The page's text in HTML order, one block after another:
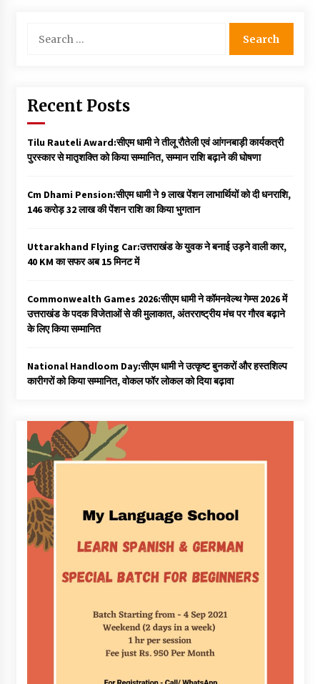
for:
Recent Posts
Tilu Rauteli Award:सीएम धामी ने तीलू रौतेली एवं आंगनबाड़ी कार्यकत्री
पुरस्कार से मातृशक्ति को किया सम्मानित, सम्मान राशि बढ़ाने की घोषणा
Cm Dhami Pension:सीएम धामी ने 9 लाख पेंशन लाभार्थियों को दी धनराशि, ₹
146 करोड़ 32 लाख की पेंशन राशि का किया भुगतान
Uttarakhand Flying Car:उत्तराखंड के युवक ने बनाई उड़ने वाली कार,
40 KM का सफर अब 15 मिनट में
Commonwealth Games 2026:सीएम धामी ने कॉमनवेल्थ गेम्स 2026 में
उत्तराखंड के पदक विजेताओं से की मुलाकात, अंतरराष्ट्रीय मंच पर गौरव बढ़ाने
के लिए किया सम्मानित
National Handloom Day:सीएम धामी ने उत्कृष्ट बुनकरों और हस्तशिल्प
कारीगरों को किया सम्मानित, वोकल फॉर लोकल को दिया बढ़ावा